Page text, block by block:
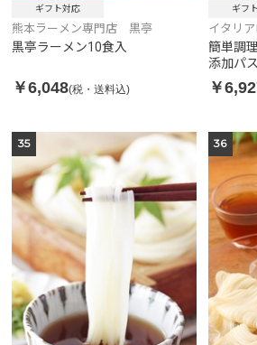
ギフト対応
熊本ラーメン専門店 黒亭
黒亭ラーメン10食入
￥6,048(税・送料込)
ギフ
イタリ
ナ・リ
簡単調
添加パ
母ピザ
枚入)
￥
35 36